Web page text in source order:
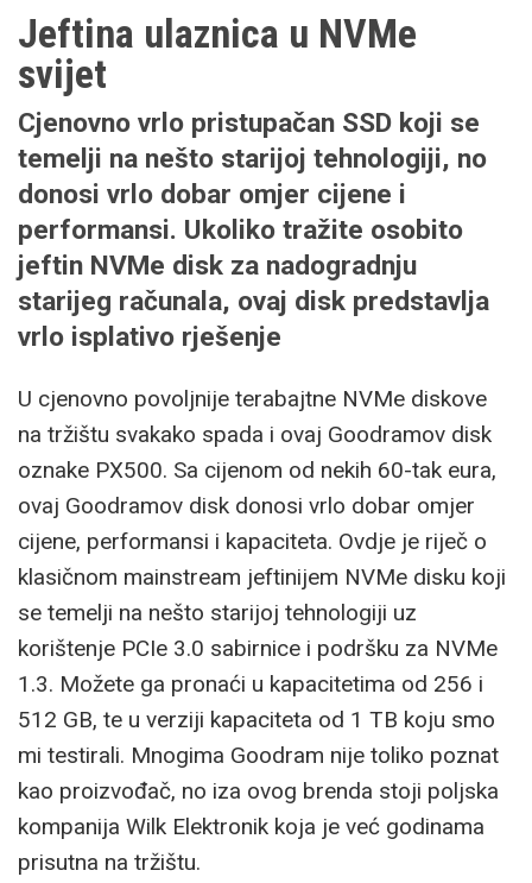
Jeftina ulaznica u NVMe
svijet
Cjenovno vrlo pristupačan SSD koji se
temelji na nešto starijoj tehnologiji, no
donosi vrlo dobar omjer cijene i
performansi. Ukoliko tražite osobito
jeftin NVMe disk za nadogradnju
starijeg računala, ovaj disk predstavlja
vrlo isplativo rješenje
U cjenovno povoljnije terabajtne NVMe diskove
na tržištu svakako spada i ovaj Goodramov disk
oznake PX500. Sa cijenom od nekih 60-tak eura,
ovaj Goodramov disk donosi vrlo dobar omjer
cijene, performansi i kapaciteta. Ovdje je riječ o
klasičnom mainstream jeftinijem NVMe disku koji
se temelji na nešto starijoj tehnologiji uz
korištenje PCIe 3.0 sabirnice i podršku za NVMe
1.3. Možete ga pronaći u kapacitetima od 256 i
512 GB, te u verziji kapaciteta od 1 TB koju smo
mi testirali. Mnogima Goodram nije toliko poznat
kao proizvođač, no iza ovog brenda stoji poljska
kompanija Wilk Elektronik koja je već godinama
prisutna na tržištu.